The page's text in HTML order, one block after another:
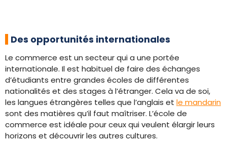
Des opportunités internationales
Le commerce est un secteur qui a une portée
internationale. Il est habituel de faire des échanges
d’étudiants entre grandes écoles de différentes
nationalités et des stages à l’étranger. Cela va de soi,
les langues étrangères telles que l’anglais et le mandarin
sont des matières qu’il faut maîtriser. L’école de
commerce est idéale pour ceux qui veulent élargir leurs
horizons et découvrir les autres cultures.